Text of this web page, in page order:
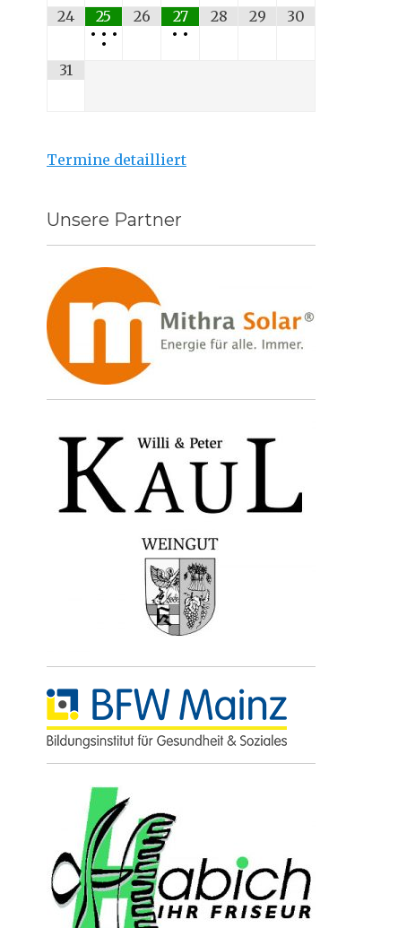
24
25
• • •
•
26
27
• •
28 29 30
31
Termine detailliert
Unsere Partner